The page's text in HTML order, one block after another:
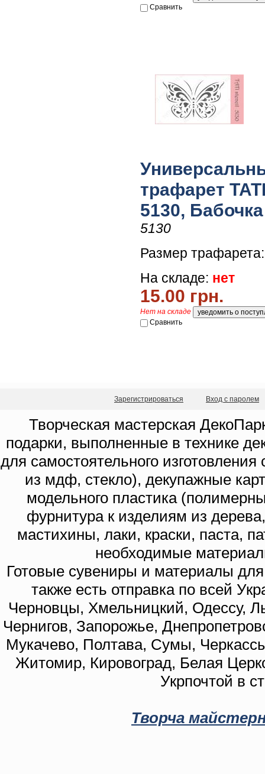
Сравнить
трафарет
5130, Бабочка
5130
Размер
На складе: нет
15.00 грн.
Нет на складе
Сравнить
Зарегистрироваться Вход с паролем
Творческая мастерская
подарки, выполненные в технике
для самостоятельного
из мдф, стекло), декупажные
модельного пластика
фурнитура к изделиям из
мастихины, лаки, краски, паста,
необходимые
Готовые сувениры и материалы
также есть отправка по всей
Черновцы, Хмельницкий, Одессу,
Чернигов, Запорожье,
Мукачево, Полтава, Сумы,
Житомир, Кировоград, Белая
Укрпочтой в
Творча